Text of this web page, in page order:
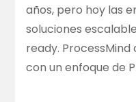
años, pero hoy las
soluciones
ready.
con un enfoque de